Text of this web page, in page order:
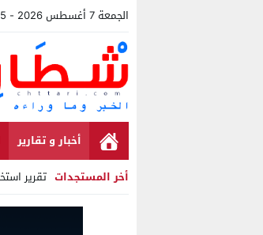
الجمعة 7 أغسطس 2026 - 11:05 صباحًا
أخبار و تقارير
أخر المستجدات تقرير
Stop